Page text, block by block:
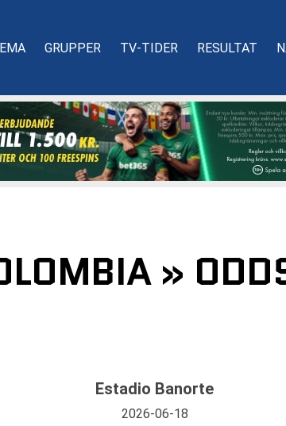
GRUPPER TV-TIDER RESULTAT
»
Estadio Banorte
2026-06-18